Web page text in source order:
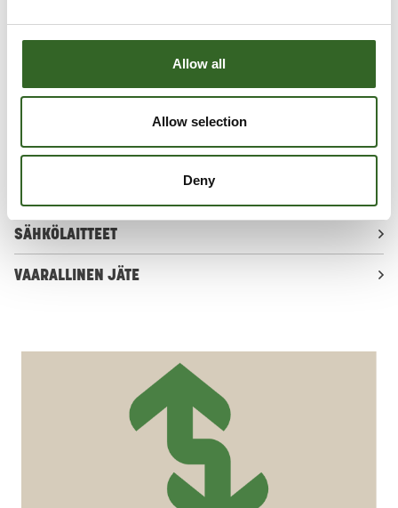
Allow all
Allow selection
Deny
KÄSITELTY PUU, KÄSITTELEMÄTÖN PUU
SEKAJÄTE
SÄHKÖLAITTEET
VAARALLINEN JÄTE